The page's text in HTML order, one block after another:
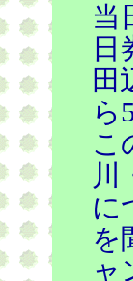
当
田
ら
こ
川
に
を
ャ